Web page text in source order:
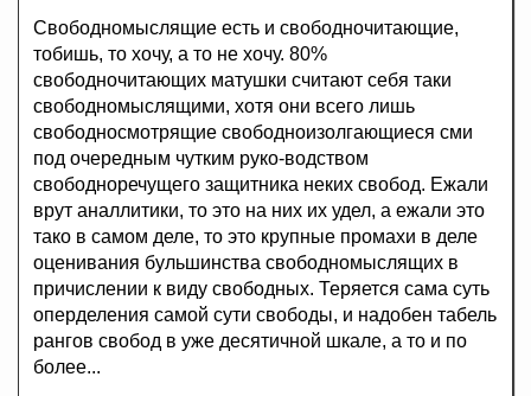
Свободномыслящие есть и свободночитающие,
тобишь, то хочу, а то не хочу. 80%
свободночитающих матушки считают себя таки
свободномыслящими, хотя они всего лишь
свободносмотрящие свободноизолгающиеся сми
под очередным чутким руко-водством
свободноречущего защитника неких свобод. Ежали
врут аналлитики, то это на них их удел, а ежали это
тако в самом деле, то это крупные промахи в деле
оценивания бульшинства свободномыслящих в
причислении к виду свободных. Теряется сама суть
оперделения самой сути свободы, и надобен табель
рангов свобод в уже десятичной шкале, а то и по
более...